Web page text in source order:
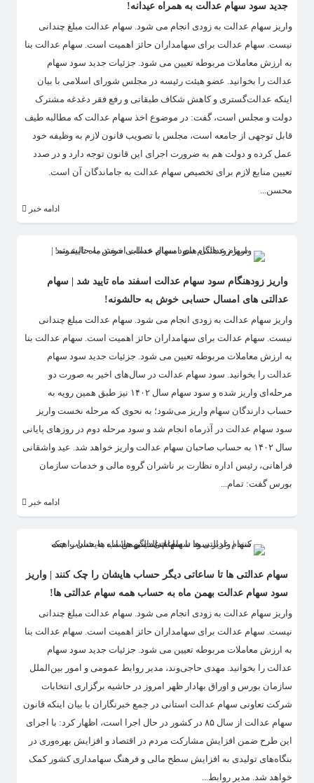
جدید سود سهام عدالت به همراه عیدانه!
واریز سهام عدالت به زودی انجام می شود. سهام عدالت مبلغ چندانی
نیست. سهام عدالت برای سهامداران حائز اهمیت است. سهام عدالت بنا
به ارزش معاملات مربوطه تعیین می شود. جزئیات جدید سود سهام
عدالت را بخوانید. عضو هیئت رئیسه در مجلس شورای اسلامی با بیان
اینکه عدالت‌گستری و کاهش شکاف طبقاتی و رفع فقر دغدغه مشترک
دولت و مجلس است، گفت: در موضوع اخذ سهام عدالت که مطالبه طیف
قابل توجهی از جامعه است، مجلس با تصویب قانون لازم به وظیفه خود
عمل کرده و دولت هم به ضرورت اجرای این قانون توجه دارد و در صدد
تعیین منابع لازم برای تخصیص سهام عدالت به جاماندگان آن است.
محسن...
ادامه خبر
واریز زودهنگام سود سهام عدالت اسفند ماه تایید شد | سهام
عدالتی های امسال حسابی خوش به حالشونه!
واریز سهام عدالت به زودی انجام می شود. سهام عدالت مبلغ چندانی
نیست. سهام عدالت برای سهامداران حائز اهمیت است. سهام عدالت بنا
به ارزش معاملات مربوطه تعیین می شود. جزئیات جدید سود سهام
عدالت را بخوانید. سود سهام عدالت در سال‌های اخیر به صورت دو
مرحله‌ای واریز شده و سود سهام سال ۱۴۰۲ نیز طبق همین رویه به
حساب دارندگان سهام واریز می‌شود؛ به نحوی که مرحله نخست واریز
سود سهام عدالت در آذرماه انجام شد و سود مرحله دوم در روزهای پایانی
سال ۱۴۰۲ به حساب صاحبان سهام عدالت واریز خواهد شد. عید واشقانی
فراهانی، رئیس اداره نظارت بر ناشران گروه مالی و خدمات سازمان
بورس گفت: تمام...
ادامه خبر
سهام عدالتی ها تا ساعاتی دیگر حساب هایشان را چک کنند | واریز
سود سهام عدالت بهمن ماه به حساب همه سهام عدالتی ها!
واریز سهام عدالت به زودی انجام می شود. سهام عدالت مبلغ چندانی
نیست. سهام عدالت برای سهامداران حائز اهمیت است. سهام عدالت بنا
به ارزش معاملات مربوطه تعیین می شود. جزئیات جدید سود سهام
عدالت را بخوانید. مهدی حاجی‌‌وند، مدیر روابط عمومی و امور بین‌الملل
سازمان بورس و اوراق بهادار ظهر امروز در حاشیه برگزاری انتخابات
شرکت تعاونی سهام عدالت استانی در جمع خبرنگاران با بیان اینکه قانون
سهام عدالت از سال ۸۵ در کشور در حال اجرا است، اظهار کرد: با اجرای
این طرح ضمن افزایش مشارکت مردم در اقتصاد و افزایش بهره‌وری در
بنگاه‌های تولیدی به افزایش سطح مالی و فرهنگ سهامداری کشور کمک
خواهد شد. مدیر روابط...